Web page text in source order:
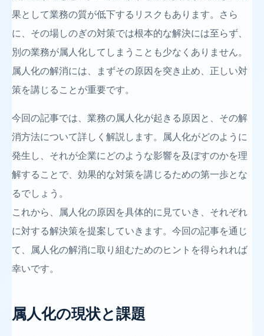
果として業務の質が低下するリスクもあります。さら
に、その場しのぎの対策では根本的な解決には至らず、
別の業務が属人化してしまうことも少なくありません。
属人化の解消には、まずその原因を突き止め、正しい対
策を講じることが重要です。
今回の記事では、業務の属人化が起きる原因と、その解
消方法について詳しく解説します。属人化がどのように
発生し、それが企業にどのような影響を及ぼすのかを理
解することで、効果的な対策を講じるための第一歩とな
るでしょう。
これから、属人化の原因を具体的に見ていき、それぞれ
に対する解決策を提案していきます。今回の記事を通じ
て、属人化の解消に取り組むためのヒントを得られれば
幸いです。
属人化の現状と課題